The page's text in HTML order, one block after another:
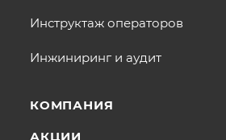
Инструктаж операторов
Инжиниринг и аудит
КОМПАНИЯ
АКЦИИ